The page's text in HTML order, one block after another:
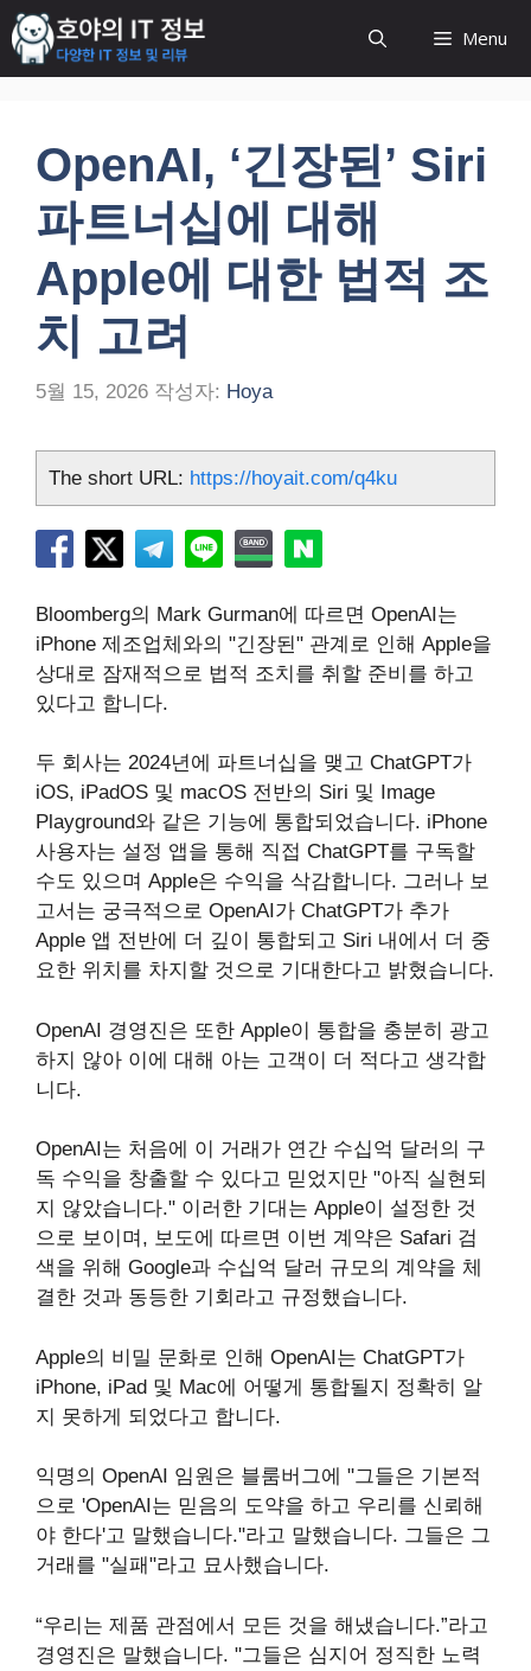
컨
텐
츠
Menu
OpenAI, ‘긴장된’ Siri
파트너십에 대해
Apple에 대한 법적 조
치 고려
5월 15, 2026 작성자: Hoya
The short URL: https://hoyait.com/q4ku
Bloomberg의 Mark Gurman에 따르면 OpenAI는
iPhone 제조업체와의 "긴장된" 관계로 인해 Apple을
상대로 잠재적으로 법적 조치를 취할 준비를 하고
있다고 합니다.
두 회사는 2024년에 파트너십을 맺고 ChatGPT가
iOS, iPadOS 및 macOS 전반의 Siri 및 Image
Playground와 같은 기능에 통합되었습니다. iPhone
사용자는 설정 앱을 통해 직접 ChatGPT를 구독할
수도 있으며 Apple은 수익을 삭감합니다. 그러나 보
고서는 궁극적으로 OpenAI가 ChatGPT가 추가
Apple 앱 전반에 더 깊이 통합되고 Siri 내에서 더 중
요한 위치를 차지할 것으로 기대한다고 밝혔습니다.
OpenAI 경영진은 또한 Apple이 통합을 충분히 광고
하지 않아 이에 대해 아는 고객이 더 적다고 생각합
니다.
OpenAI는 처음에 이 거래가 연간 수십억 달러의 구
독 수익을 창출할 수 있다고 믿었지만 "아직 실현되
지 않았습니다." 이러한 기대는 Apple이 설정한 것
으로 보이며, 보도에 따르면 이번 계약은 Safari 검
색을 위해 Google과 수십억 달러 규모의 계약을 체
결한 것과 동등한 기회라고 규정했습니다.
Apple의 비밀 문화로 인해 OpenAI는 ChatGPT가
iPhone, iPad 및 Mac에 어떻게 통합될지 정확히 알
지 못하게 되었다고 합니다.
익명의 OpenAI 임원은 블룸버그에 "그들은 기본적
으로 'OpenAI는 믿음의 도약을 하고 우리를 신뢰해
야 한다'고 말했습니다."라고 말했습니다. 그들은 그
거래를 "실패"라고 묘사했습니다.
“우리는 제품 관점에서 모든 것을 해냈습니다.”라고
경영진은 말했습니다. "그들은 심지어 정직한 노력